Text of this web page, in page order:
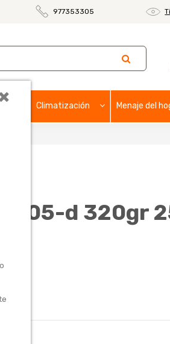
977353305
Climatización Menaje del
d 320gr